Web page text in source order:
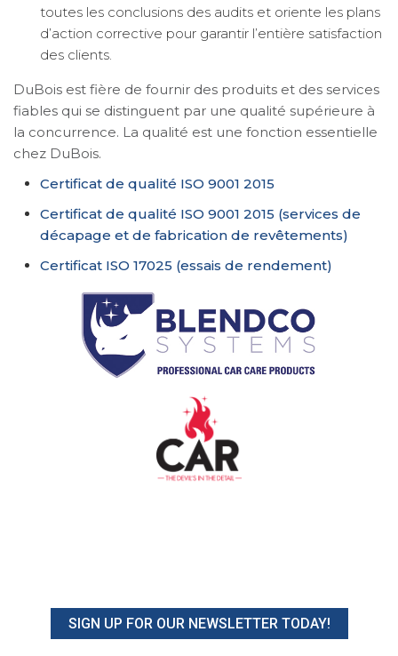
toutes les conclusions des audits et oriente les plans
d’action corrective pour garantir l’entière satisfaction
des clients.
DuBois est fière de fournir des produits et des services
fiables qui se distinguent par une qualité supérieure à
la concurrence. La qualité est une fonction essentielle
chez DuBois.
Certificat de qualité ISO 9001 2015
Certificat de qualité ISO 9001 2015 (services de
décapage et de fabrication de revêtements)
Certificat ISO 17025 (essais de rendement)
SIGN UP FOR OUR NEWSLETTER TODAY!